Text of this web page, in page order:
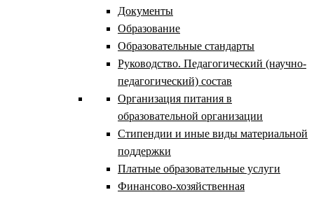
Документы
Образование
Образовательные стандарты
Руководство. Педагогический (научно-
педагогический) состав
Организация питания в
образовательной организации
Стипендии и иные виды материальной
поддержки
Платные образовательные услуги
Финансово-хозяйственная